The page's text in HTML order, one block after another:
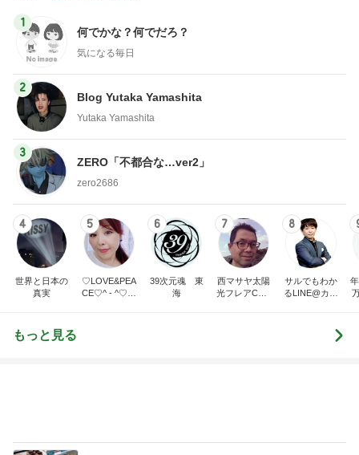
1
何でかな？何でだろ？
気になる毎日
2
Blog Yutaka Yamashita
Yutaka Yamashita
3
ZERO「不都合な…ver2」
zero2686
4
世界と日本の
真実
5
♡LOVE&PEA
CE♡^ - ^♡の
6
39次元魂 東
海
7
西マサヤ太陽
光フレアCME
8
サルでもわか
るLINE@カフ
発者のつぶや
もっと見る